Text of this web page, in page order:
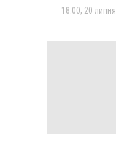
18:00, 20 липня